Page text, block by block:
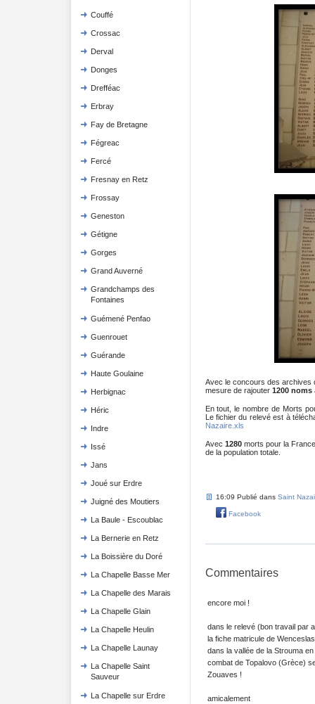
Couffé
Crossac
Derval
Donges
Drefféac
Erbray
Fay de Bretagne
Fégreac
Fercé
Fresnay en Retz
Frossay
Geneston
Gétigne
Gorges
Grand Auverné
Grandchamps des
Fontaines
Guémené Penfao
Guenrouet
Guérande
Haute Goulaine
Herbignac
Héric
Indre
Issé
Jans
Joué sur Erdre
Juigné des Moutiers
La Baule - Escoublac
La Bernerie en Retz
La Boissière du Doré
La Chapelle Basse Mer
La Chapelle des Marais
La Chapelle Glain
La Chapelle Heulin
La Chapelle Launay
La Chapelle Saint
Sauveur
La Chapelle sur Erdre
Avec le concours des archives
mesure de rajouter 1200 noms
En tout, le nombre de Morts
Le fichier du relevé est à
Nazaire.xls
Avec 1280morts pour la
de la population totale.
16:09 Publié dans Saint
Facebook
Commentaires
encore moi !
dans le relevé (bon travail par
la fiche matricule de
dans la vallée de la Strouma
combat de Topalovo (Grèce)
Zouaves !
amicalement